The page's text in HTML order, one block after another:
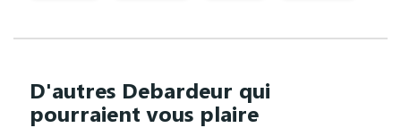
D'autres Debardeur qui
pourraient vous plaire